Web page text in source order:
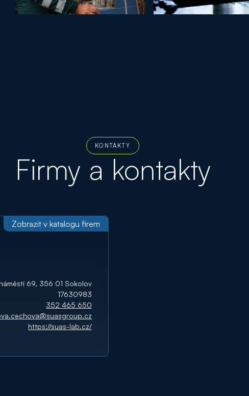
KONTAKTY
Firmy a kontakty
Zobrazit v katalogu firem
69, 356 01 Sokolov
17630983
352 465 650
https://suas-lab.cz/